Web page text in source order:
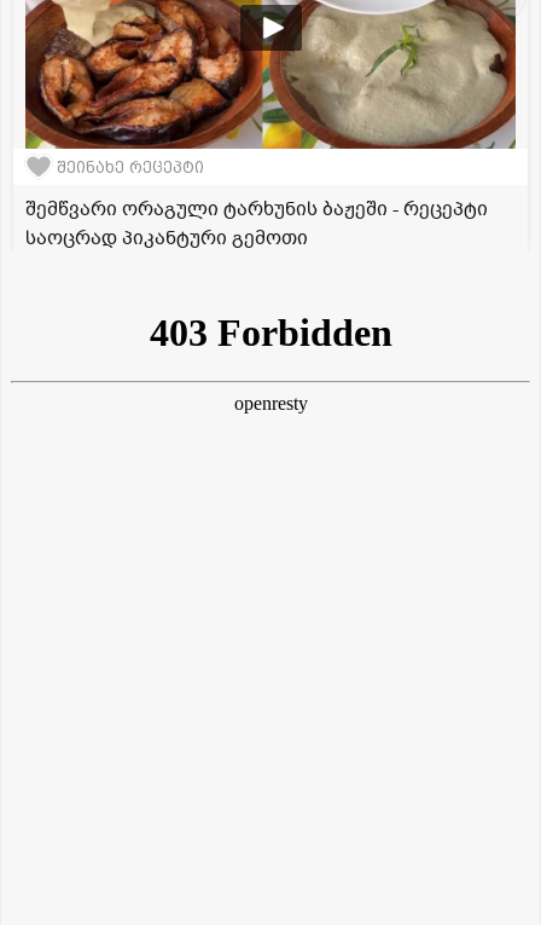
შეინახე რეცეპტი
შემწვარი ორაგული ტარხუნის ბაჟეში - რეცეპტი
საოცრად პიკანტური გემოთი